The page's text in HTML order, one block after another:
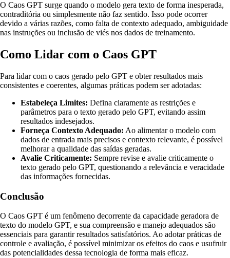
O Caos GPT surge quando o modelo gera texto de forma inesperada,
contraditória ou simplesmente não faz sentido. Isso pode ocorrer
devido a várias razões, como falta de contexto adequado, ambiguidade
nas instruções ou inclusão de viés nos dados de treinamento.
Como Lidar com o Caos GPT
Para lidar com o caos gerado pelo GPT e obter resultados mais
consistentes e coerentes, algumas práticas podem ser adotadas:
Estabeleça Limites: Defina claramente as restrições e
parâmetros para o texto gerado pelo GPT, evitando assim
resultados indesejados.
Forneça Contexto Adequado: Ao alimentar o modelo com
dados de entrada mais precisos e contexto relevante, é possível
melhorar a qualidade das saídas geradas.
Avalie Criticamente: Sempre revise e avalie criticamente o
texto gerado pelo GPT, questionando a relevância e veracidade
das informações fornecidas.
Conclusão
O Caos GPT é um fenômeno decorrente da capacidade geradora de
texto do modelo GPT, e sua compreensão e manejo adequados são
essenciais para garantir resultados satisfatórios. Ao adotar práticas de
controle e avaliação, é possível minimizar os efeitos do caos e usufruir
das potencialidades dessa tecnologia de forma mais eficaz.